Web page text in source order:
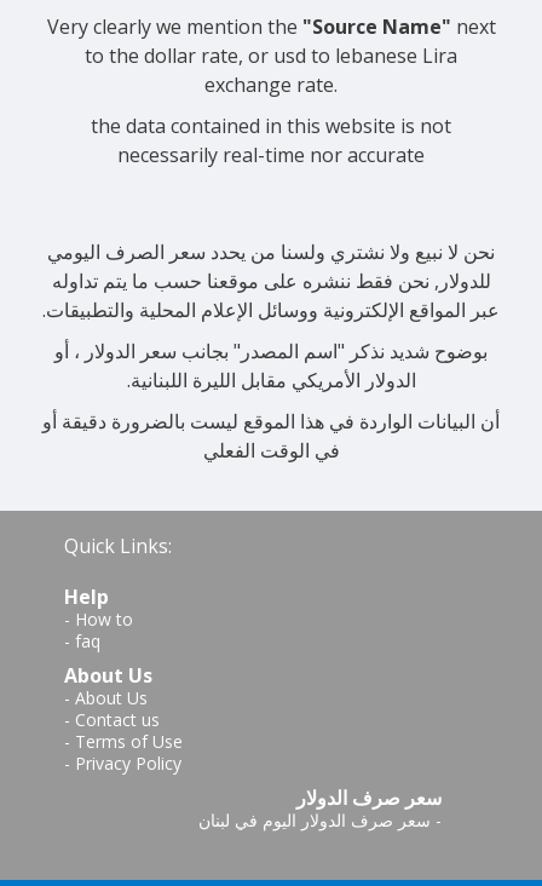
Very clearly we mention the "Source Name" next
to the dollar rate, or usd to lebanese Lira
exchange rate.
the data contained in this website is not
necessarily real-time nor accurate
نحن لا نبيع ولا نشتري ولسنا من يحدد سعر الصرف اليومي
للدولار, نحن فقط ننشره على موقعنا حسب ما يتم تداوله
عبر المواقع الإلكترونية ووسائل الإعلام المحلية والتطبيقات.
بوضوح شديد نذكر "اسم المصدر" بجانب سعر الدولار ، أو
الدولار الأمريكي مقابل الليرة اللبنانية.
أن البيانات الواردة في هذا الموقع ليست بالضرورة دقيقة أو
في الوقت الفعلي
Quick Links:
Help
- How to
- faq
About Us
- About Us
- Contact us
- Terms of Use
- Privacy Policy
سعر صرف الدولار
- سعر صرف الدولار اليوم في لبنان